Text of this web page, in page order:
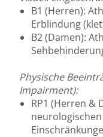
B1 (Herren):
Erblindung
B2 (Damen):
Physische
Impairment):
RP1 (Herren &